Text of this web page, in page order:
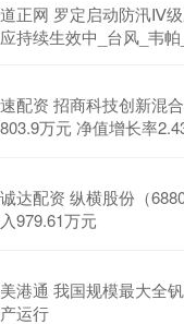
道正网 罗定启动防汛Ⅳ
应持续生效中_台风_韦
速配资 招商科技创新混
803.9万元 净值增长率
诚达配资 纵横股份（
入979.61万元
美港通 我国规模最大全
产运行